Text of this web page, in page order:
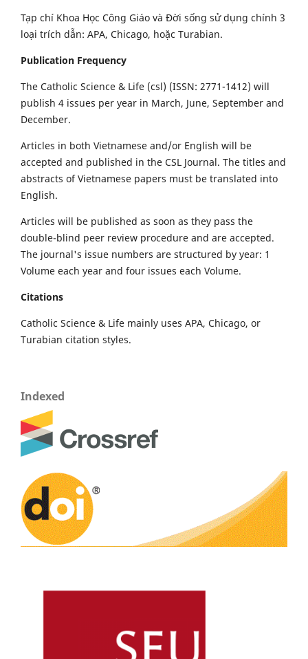
Tạp chí Khoa Học Công Giáo và Đời sống sử dụng chính 3
loại trích dẫn: APA, Chicago, hoặc Turabian.
Publication Frequency
The Catholic Science & Life (csl) (ISSN: 2771-1412) will
publish 4 issues per year in March, June, September and
December.
Articles in both Vietnamese and/or English will be
accepted and published in the CSL Journal. The titles and
abstracts of Vietnamese papers must be translated into
English.
Articles will be published as soon as they pass the
double-blind peer review procedure and are accepted.
The journal's issue numbers are structured by year: 1
Volume each year and four issues each Volume.
Citations
Catholic Science & Life mainly uses APA, Chicago, or
Turabian citation styles.
Indexed